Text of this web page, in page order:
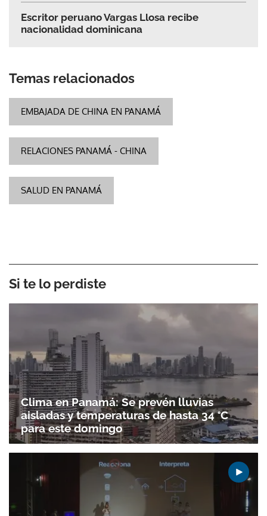
Escritor peruano Vargas Llosa recibe
nacionalidad dominicana
Temas relacionados
EMBAJADA DE CHINA EN PANAMÁ
RELACIONES PANAMÁ - CHINA
SALUD EN PANAMÁ
Si te lo perdiste
Clima en Panamá: Se prevén lluvias
aisladas y temperaturas de hasta 34 °C
para este domingo